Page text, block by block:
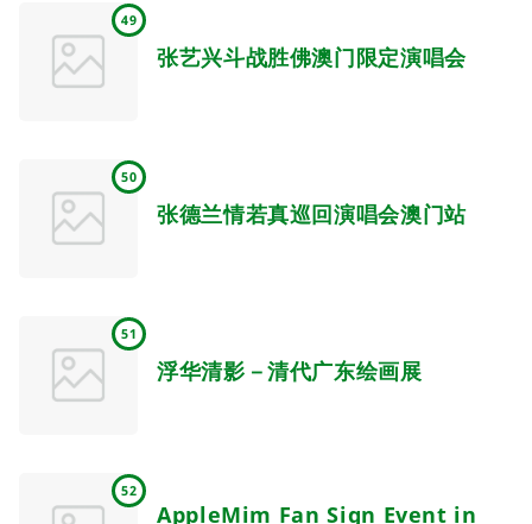
49
张艺兴斗战胜佛澳门限定演唱会
50
张德兰情若真巡回演唱会澳门站
51
浮华清影－清代广东绘画展
52
AppleMim Fan Sign Event in